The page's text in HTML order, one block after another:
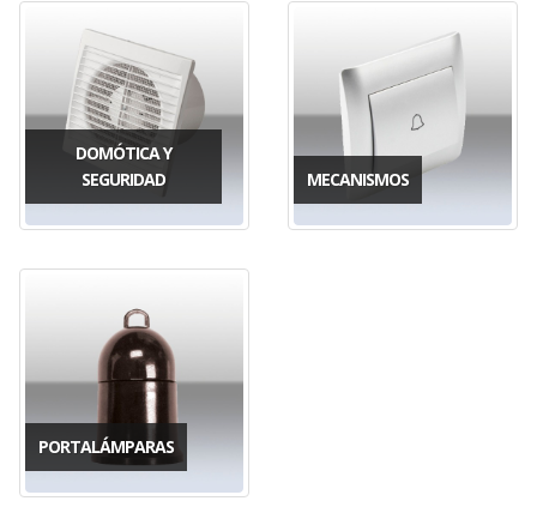
DOMÓTICA Y
SEGURIDAD
MECANISMOS
PORTALÁMPARAS